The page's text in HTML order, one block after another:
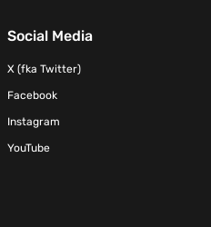
Social Media
X (fka Twitter)
Facebook
Instagram
YouTube